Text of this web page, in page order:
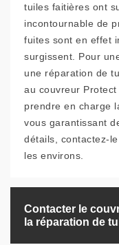
tuiles faitières ont
incontournable de
fuites sont en effet
surgissent. Pour
une réparation de
au couvreur
prendre en charge
vous garantissant
détails, contactez-
les environs.
Contacter le
la réparation de